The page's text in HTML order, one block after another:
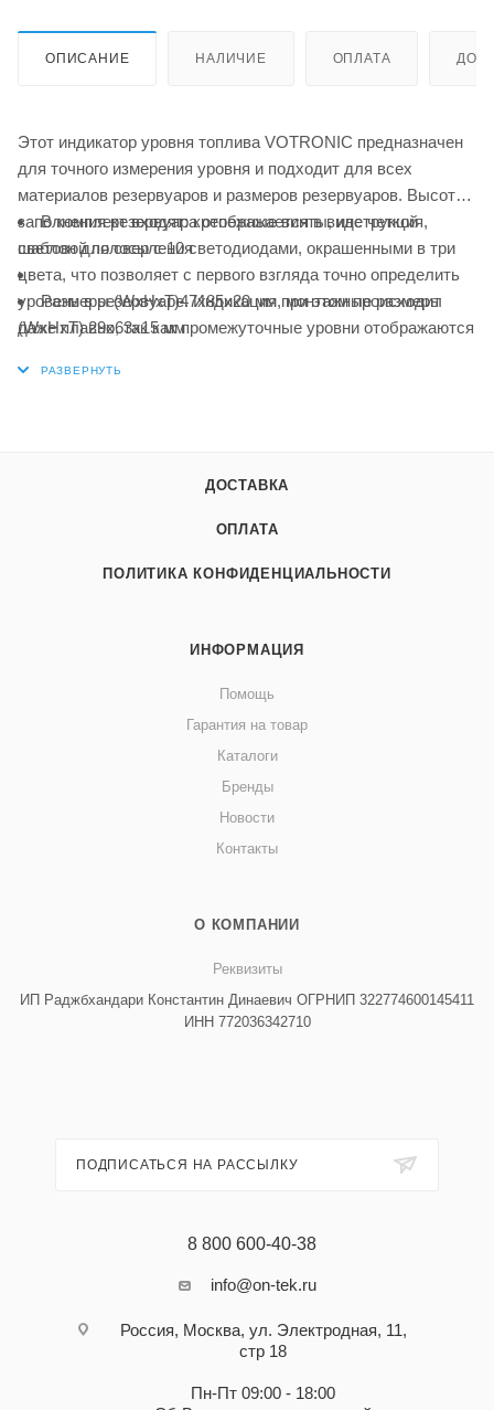
ОПИСАНИЕ НАЛИЧИЕ ОПЛАТА
Этот индикатор уровня топлива VOTRONIC предназначен
для точного измерения уровня и подходит для всех
материалов резервуаров и размеров резервуаров. Высота
заполнения резервуара отображается в виде четкой
световой полосы с 10 светодиодами, окрашенными в три
цвета, что позволяет с первого взгляда точно определить
уровень в резервуаре. Индикация при этом происходит
даже плавно, так как промежуточные уровни отображаются
сразу становятся заметными. При загрузке и разгрузке
соответственно, автоматически выключается примерно
резервуара 801201 (для высоты резервуара 15-35 см) или
801203 (для высоты резервуара 20-50 см)
В комплект входят: крепежные винты, инструкция,
шаблон для сверления
Размеры (WxHxT)47x85x20 мм, монтажные размеры
(WxHxT) 29x63x15 мм
ДОСТАВКА
ОПЛАТА
ПОЛИТИКА КОНФИДЕНЦИАЛЬНОСТИ
ИНФОРМАЦИЯ
Помощь
Гарантия на товар
Каталоги
Бренды
Новости
Контакты
О КОМПАНИИ
Реквизиты
ИП Раджбхандари Константин Динаевич ОГРНИП 322774600145411
ИНН 772036342710
ПОДПИСАТЬСЯ НА РАССЫЛКУ
8 800 600-40-38
info@on-tek.ru
Россия, Москва, ул. Электродная, 11,
стр 18
Пн-Пт 09:00 - 18:00